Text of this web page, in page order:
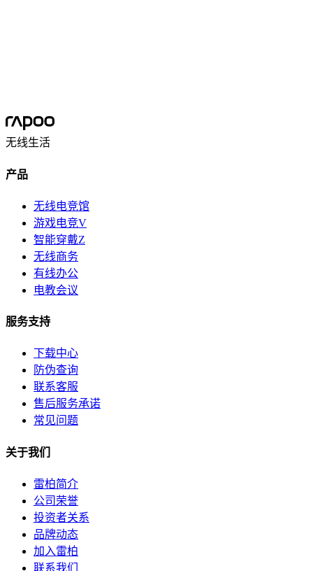
无线生活
产品
无线电竞馆
游戏电竞V
智能穿戴Z
无线商务
有线办公
电教会议
服务支持
下载中心
防伪查询
联系客服
售后服务承诺
常见问题
关于我们
雷柏简介
公司荣誉
投资者关系
品牌动态
加入雷柏
联系我们